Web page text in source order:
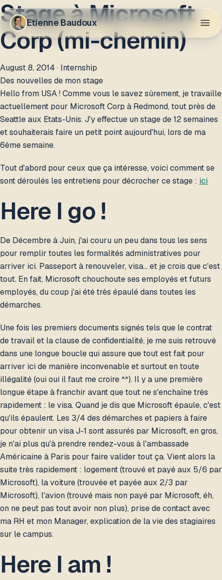
Etienne Baudoux
Stage à Microsoft
Corp (mi-chemin)
August 8, 2014 · Internship
Des nouvelles de mon stage
Hello from USA ! Comme vous le savez sûrement, je travaille
actuellement pour Microsoft Corp à Redmond, tout près de
Seattle aux Etats-Unis. J'y effectue un stage de 12 semaines
et souhaiterais faire un petit point aujourd'hui, lors de ma
6ème semaine.
Tout d'abord pour ceux que ça intéresse, voici comment se
sont déroulés les entretiens pour décrocher ce stage : ici
Here I go !
De Décembre à Juin, j'ai couru un peu dans tous les sens
pour remplir toutes les formalités administratives pour
arriver ici. Passeport à renouveler, visa… et je crois que c'est
tout. En fait, Microsoft chouchoute ses employés et futurs
employés, du coup j'ai été très épaulé dans toutes les
démarches.
Une fois les premiers documents signés tels que le contrat
de travail et la clause de confidentialité, je me suis retrouvé
dans une longue boucle qui assure que tout est fait pour
arriver ici de manière inconvenable et surtout en toute
illégalité (oui oui il faut me croire ^^). Il y a une première
longue étape à franchir avant que tout ne s'enchaîne très
rapidement : le visa. Quand je dis que Microsoft épaule, c'est
qu'ils épaulent. Les 3/4 des démarches et papiers à faire
pour obtenir un visa J-1 sont assurés par Microsoft, en gros,
je n'ai plus qu'à prendre rendez-vous à l'ambassade
Américaine à Paris pour faire valider tout ça. Vient alors la
suite très rapidement : logement (trouvé et payé aux 5/6 par
Microsoft), la voiture (trouvée et payée aux 2/3 par
Microsoft), l'avion (trouvé mais non payé par Microsoft, éh,
on ne peut pas tout avoir non plus), prise de contact avec
ma RH et mon Manager, explication de la vie des stagiaires
sur le campus.
Here I am !